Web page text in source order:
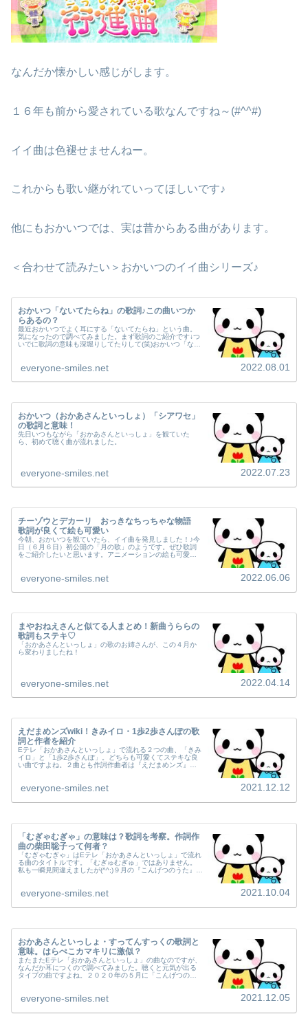
なんだか懐かしい感じがします。
１６年も前から愛されている歌なんですね～(#^^#)
イイ曲は色褪せませんねー。
これからも歌い継がれていってほしいです♪
他にもおかいつでは、実は昔からある曲があります。
＜合わせて読みたい＞おかいつのイイ曲シリーズ♪
おかいつ「ないてたらね」の歌詞♪この曲いつか
らあるの？
最近おかいつでよく耳にする「ないてたらね」という曲。
気になったので調べてみました。まず歌詞のご紹介です↓つ
いでに歌詞の意味も深堀りしてたりして(笑)おかいつ「ない
everyone-smiles.net 2022.08.01
おかいつ（おかあさんといっしょ）「シアワセ」
の歌詞と意味！
先日いつもながら「おかあさんといっしょ」を観ていた
ら、初めて聴く曲が流れました。
everyone-smiles.net 2022.07.23
チーゾウとデカーリ おっきなちっちゃな物語
歌詞が良くて絵も可愛い
今朝、おかいつを観ていたら、イイ曲を発見しました！♪今
日（６月６日）初公開の「月の歌」のようです。ぜひ歌詞
をご紹介したいと思います。アニメーションの絵も可愛か
everyone-smiles.net 2022.06.06
まやおねえさんと似てる人まとめ！新曲うららの
歌詞もステキ♡
「おかあさんといっしょ」の歌のお姉さんが、この４月か
ら変わりましたね！
everyone-smiles.net 2022.04.14
えだまめンズwiki！きみイロ・1歩2歩さんぽの歌
詞と作者を紹介
Eテレ「おかあさんといっしょ」で流れる２つの曲、「きみ
イロ」と「1歩2歩さんぽ」。どちらも可愛くてステキな良
い曲ですよね。２曲とも作詞作曲者は『えだまめンズ』と
everyone-smiles.net 2021.12.12
「むぎゃむぎゃ」の意味は？歌詞を考察。作詞作
曲の柴田聡子って何者？
「むぎゃむぎゃ」はEテレ「おかあさんといっしょ」で流れ
る曲のタイトルです。「むぎゅむぎゅ」ではありません。
私も一瞬見間違えましたが(^^;)９月の『こんげつのうた』だ
everyone-smiles.net 2021.10.04
おかあさんといっしょ・すってんすっくの歌詞と
意味。はらぺこカマキリに激似？
またまたEテレ「おかあさんといっしょ」の曲なのですが、
なんだか耳につくので調べてみました。聴くと元気が出る
タイプの曲ですよね。２０２０年の５月に「こんげつのう
everyone-smiles.net 2021.12.05